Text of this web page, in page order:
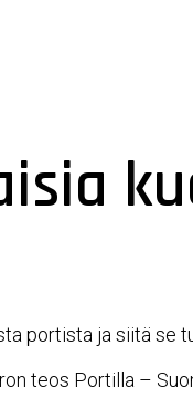
portista ja siitä se
teos Portilla –